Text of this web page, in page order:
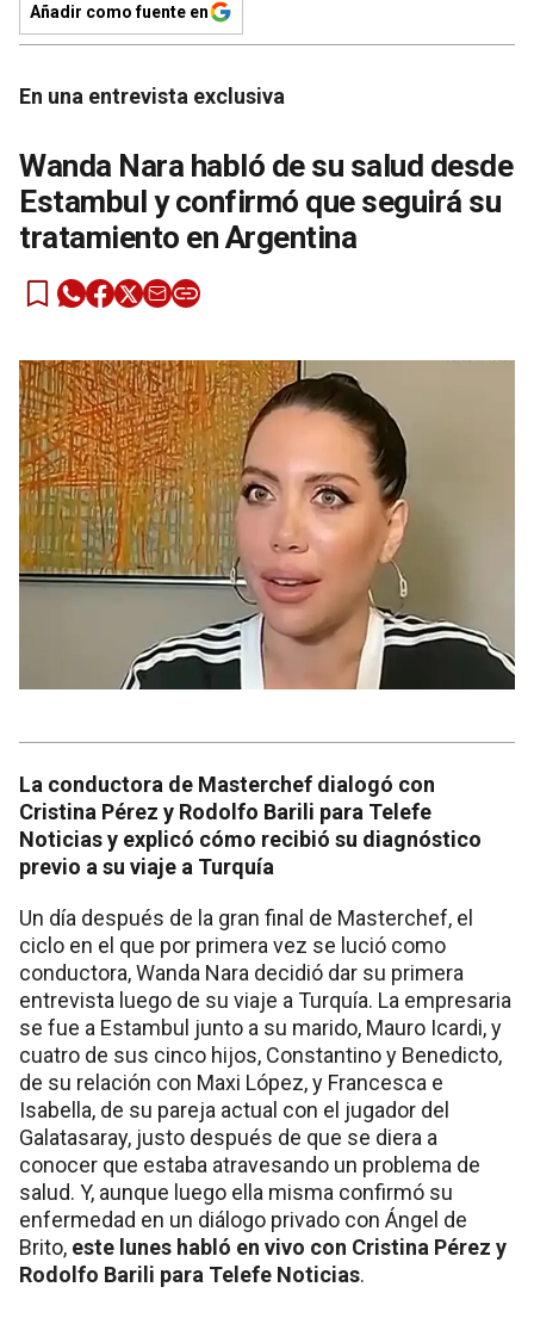
Añadir como fuente en
En una entrevista exclusiva
Wanda Nara habló de su salud desde
Estambul y confirmó que seguirá su
tratamiento en Argentina
La conductora de Masterchef dialogó con
Cristina Pérez y Rodolfo Barili para Telefe
Noticias y explicó cómo recibió su diagnóstico
previo a su viaje a Turquía
Un día después de la gran final de Masterchef, el
ciclo en el que por primera vez se lució como
conductora, Wanda Nara decidió dar su primera
entrevista luego de su viaje a Turquía. La empresaria
se fue a Estambul junto a su marido, Mauro Icardi, y
cuatro de sus cinco hijos, Constantino y Benedicto,
de su relación con Maxi López, y Francesca e
Isabella, de su pareja actual con el jugador del
Galatasaray, justo después de que se diera a
conocer que estaba atravesando un problema de
salud. Y, aunque luego ella misma confirmó su
enfermedad en un diálogo privado con Ángel de
Brito, este lunes habló en vivo con Cristina Pérez y
Rodolfo Barili para Telefe Noticias.